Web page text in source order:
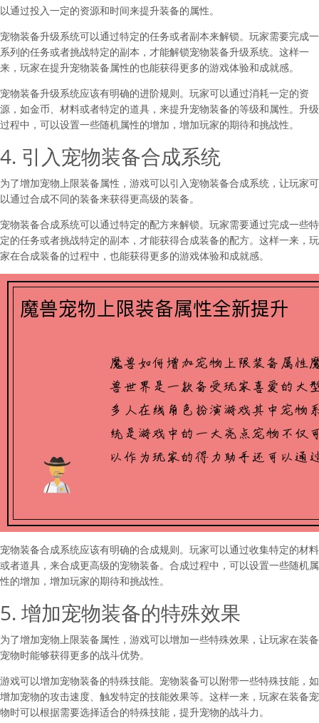
以通过投入一定的资源和时间来提升装备的属性。
宠物装备升级系统可以通过特定的任务或者副本来解锁。玩家需要完成一
系列的任务或者挑战特定的副本，才能解锁宠物装备升级系统。这样一
来，玩家在提升宠物装备属性的也能获得更多的游戏体验和成就感。
宠物装备升级系统应该有明确的进阶规则。玩家可以通过消耗一定的资
源，如金币、材料或者特定的道具，来提升宠物装备的等级和属性。升级
过程中，可以设置一些随机属性的增加，增加玩家的期待和挑战性。
4. 引入宠物装备合成系统
为了增加宠物上限装备属性，游戏可以引入宠物装备合成系统，让玩家可
以通过合成不同的装备来获得更高级的装备。
宠物装备合成系统可以通过特定的配方来解锁。玩家需要通过完成一些特
定的任务或者挑战特定的副本，才能获得合成装备的配方。这样一来，玩
家在合成装备的过程中，也能获得更多的游戏体验和成就感。
宠物装备合成系统应该有明确的合成规则。玩家可以通过收集特定的材料
或者道具，来合成更高级的宠物装备。合成过程中，可以设置一些随机属
性的增加，增加玩家的期待和挑战性。
5. 增加宠物装备的特殊效果
为了增加宠物上限装备属性，游戏可以增加一些特殊效果，让玩家在装备
宠物时能够获得更多的战斗优势。
游戏可以增加宠物装备的特殊技能。宠物装备可以附带一些特殊技能，如
增加宠物的攻击速度、触发特定的技能效果等。这样一来，玩家在装备宠
物时可以根据需要选择适合的特殊技能，提升宠物的战斗力。